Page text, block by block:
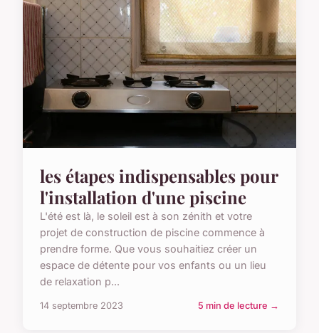
les étapes indispensables pour
l'installation d'une piscine
L'été est là, le soleil est à son zénith et votre
projet de construction de piscine commence à
prendre forme. Que vous souhaitiez créer un
espace de détente pour vos enfants ou un lieu
de relaxation p...
14 septembre 2023 5 min de lecture →